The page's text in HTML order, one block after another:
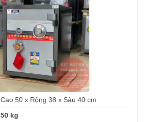
Cao 50 x Rộng 38 x Sâu 40 cm
50 kg